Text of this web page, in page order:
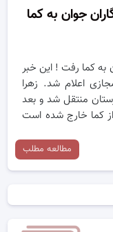
جوان به کما
به کما رفت ! این خبر
اعلام شد. زهرا
منتقل شد و بعد
از کما خارج شده است
مطالعه مطلب